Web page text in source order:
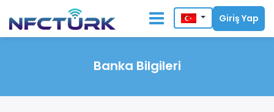
Giriş Yap
Banka Bilgileri